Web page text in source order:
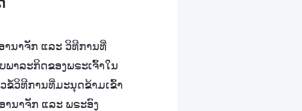
ນາຈັກ ແລະ ວິທີການທີ່
າລະກິດຂອງພຣະເຈົ້າໃນ
ວິທີການທີ່ມະນຸດຂ້າມເຂົ້າ
ນາຈັກ ແລະ ພຣະອົງ